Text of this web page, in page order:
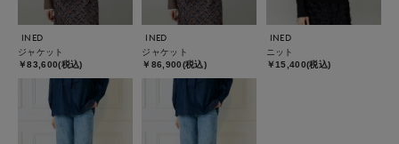
INED
ジャケット
￥83,600(税込)
INED
ジャケット
￥86,900(税込)
INED
ニット
￥15,400(税込)